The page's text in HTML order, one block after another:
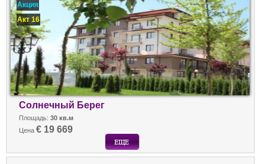
Акция
Акт 16
Солнечный Берег
Площадь: 30 кв.м
Цена € 19 669